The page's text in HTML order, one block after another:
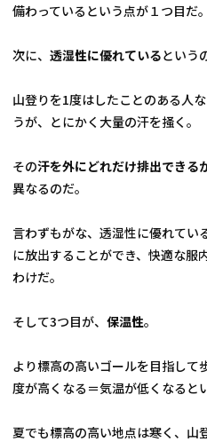
備わっているという点が１つ目だ。
次に、透湿性に優れているという
山登りを1度はしたことのある人
うが、とにかく大量の汗を掻く。
その汗を外にどれだけ排出できる
異なるのだ。
言わずもがな、透湿性に優れてい
に放出することができ、快適な服
わけだ。
そして3つ目が、保温性。
より標高の高いゴールを目指して
度が高くなる＝気温が低くなると
夏でも標高の高い地点は寒く、山